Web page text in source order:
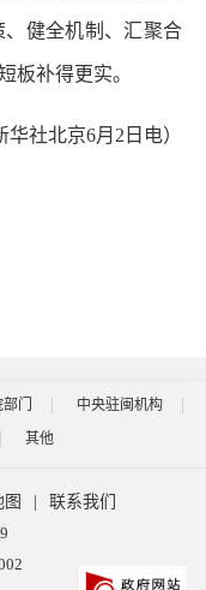
健全机制、汇聚合
板补得更实。
社北京6月2日电）
门
中央驻闽机构
其他
图
联系我们